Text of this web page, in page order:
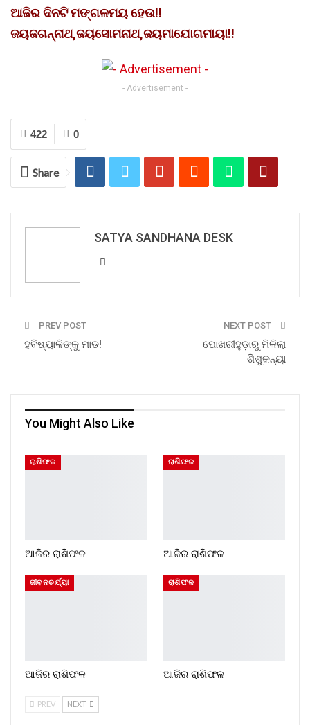
ଆଜିର ଦିନଟି ମଙ୍ଗଳମୟ ହେଉ!!
ଜୟଜଗନ୍ନାଥ,ଜୟସୋମନାଥ,ଜୟମାଯୋଗମାୟା!!
- Advertisement -
0
422
Share
SATYA SANDHANA DESK
PREV POST
ହବିଷ୍ୟାଳିଙ୍କୁ ମାଡ!
NEXT POST
ପୋଖରୀହୁଡ଼ାରୁ ମିଳିଲା
ଶିଶୁକନ୍ୟା
You Might Also Like
ରାଶିଫଳ
ଆଜିର ରାଶିଫଳ
ରାଶିଫଳ
ଆଜିର ରାଶିଫଳ
ଜୀବନଚର୍ଯ୍ୟା
ଆଜିର ରାଶିଫଳ
ରାଶିଫଳ
ଆଜିର ରାଶିଫଳ
PREV NEXT